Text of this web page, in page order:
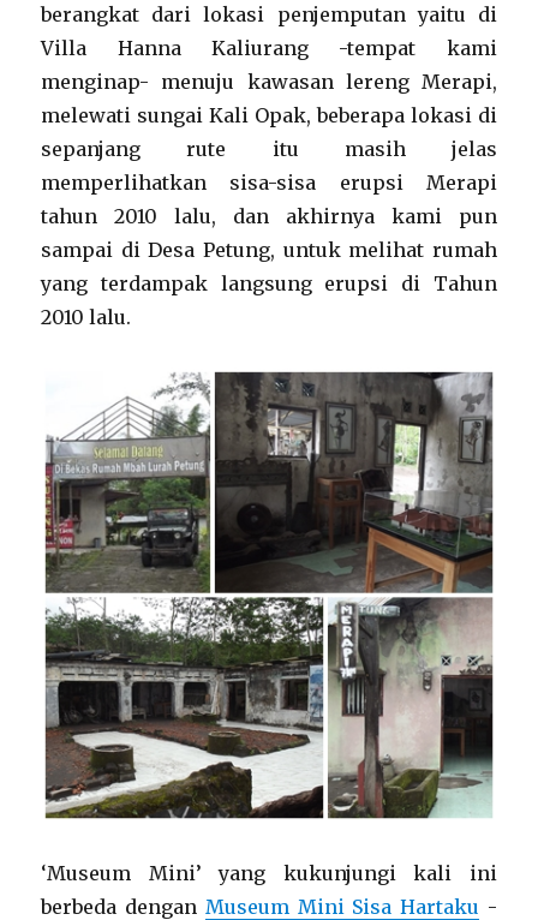
berangkat dari lokasi penjemputan yaitu di
Villa Hanna Kaliurang -tempat kami
menginap- menuju kawasan lereng Merapi,
melewati sungai Kali Opak, beberapa lokasi di
sepanjang rute itu masih jelas
memperlihatkan sisa-sisa erupsi Merapi
tahun 2010 lalu, dan akhirnya kami pun
sampai di Desa Petung, untuk melihat rumah
yang terdampak langsung erupsi di Tahun
2010 lalu.
‘Museum Mini’ yang kukunjungi kali ini
berbeda dengan Museum Mini Sisa Hartaku -